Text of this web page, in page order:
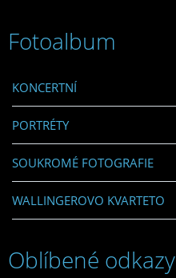
Fotoalbum
KONCERTNÍ
PORTRÉTY
SOUKROMÉ FOTOGRAFIE
WALLINGEROVO KVARTETO
Oblíbené odkazy